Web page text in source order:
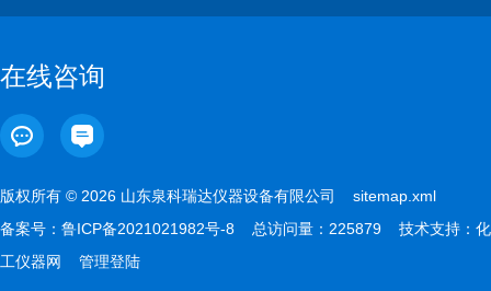
在线咨询
版权所有 © 2026 山东泉科瑞达仪器设备有限公司 sitemap.xml
备案号： 鲁ICP备2021021982号-8 总访问量：225879 技术支持： 化
工仪器网
管理登陆